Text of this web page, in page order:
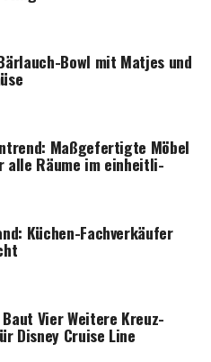
Bowl mit Mat­jes und
Maß­ge­fer­tig­te Möbel
alle Räu­me im ein­heit­li­
Küchen-Fach­ver­käu­fer
Baut Vier Wei­te­re Kreuz­
Dis­ney Crui­se Line